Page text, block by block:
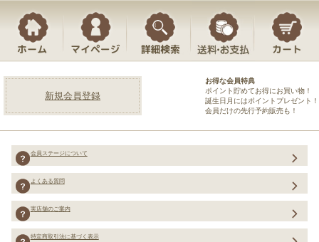
新規会員登録
お得な会員特典
ポイント貯めてお得にお買い物！
誕生日月にはポイントプレゼント！
会員だけの先行予約販売も！
会員ステージについて
よくある質問
実店舗のご案内
特定商取引法に基づく表示